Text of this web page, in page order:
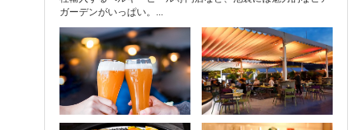
ガーデンがいっぱい。...